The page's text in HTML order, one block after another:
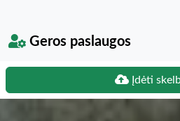
Geros paslaugos
Įdėti